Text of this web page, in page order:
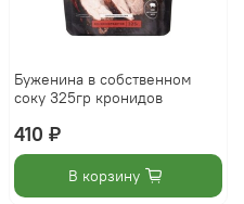
Буженина в собственном
соку 325гр кронидов
410 ₽
В корзину